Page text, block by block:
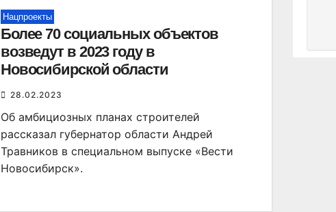
Нацпроекты
Более 70 социальных объектов
возведут в 2023 году в
Новосибирской области
28.02.2023
Об амбициозных планах строителей
рассказал губернатор области Андрей
Травников в специальном выпуске «Вести
Новосибирск».